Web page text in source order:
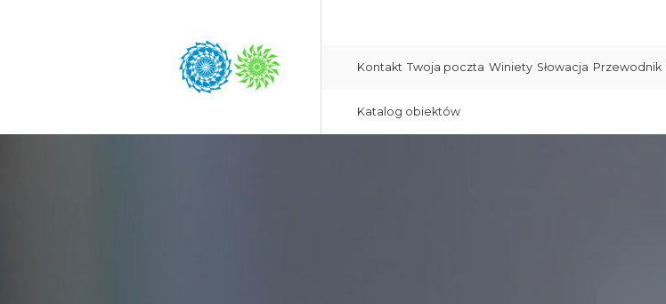
Kontakt Twoja poczta Winiety Słowacja Przewodnik
Katalog obiektów